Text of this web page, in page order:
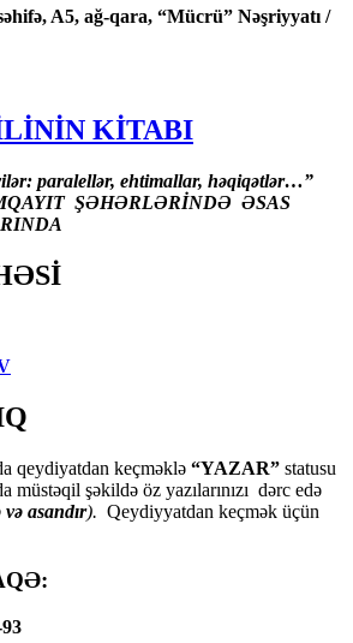
A5, ağ-qara, “Mücrü” Nəşriyyatı /
KİTABI
paralellər, ehtimallar, həqiqətlər…”
ŞƏHƏRLƏRİNDƏ ƏSAS
qeydiyatdan keçməklə “YAZAR” statusu
müstəqil şəkildə öz yazılarınızı dərc edə
asandır). Qeydiyyatdan keçmək üçün
93